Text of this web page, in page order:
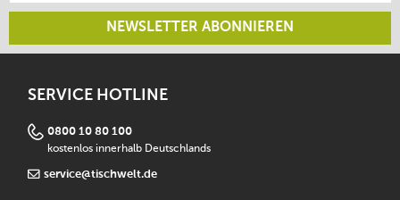
NEWSLETTER ABONNIEREN
SERVICE HOTLINE
0800 10 80 100
kostenlos innerhalb Deutschlands
service@tischwelt.de